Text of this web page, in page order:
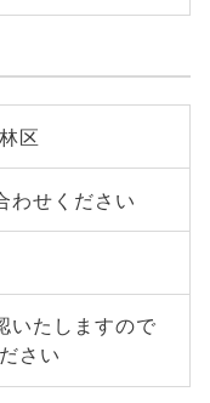
区
わせください
いたしますので
さい